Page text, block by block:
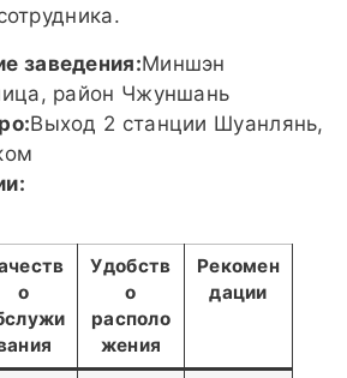
заведения:Миншэн
район Чжуншань
Выход 2 станции Шуанлянь,
о
Удобств
о
располо
жения
Рекомен
дации